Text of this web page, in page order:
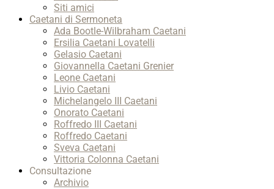
Siti amici
Caetani di Sermoneta
Ada Bootle-Wilbraham Caetani
Ersilia Caetani Lovatelli
Gelasio Caetani
Giovannella Caetani Grenier
Leone Caetani
Livio Caetani
Michelangelo III Caetani
Onorato Caetani
Roffredo III Caetani
Roffredo Caetani
Sveva Caetani
Vittoria Colonna Caetani
Consultazione
Archivio